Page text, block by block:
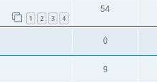
1 2 3 4
54
0
9